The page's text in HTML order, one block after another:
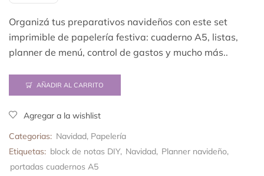
Organizá tus preparativos navideños con este set
imprimible de papelería festiva: cuaderno A5, listas,
planner de menú, control de gastos y mucho más..
AÑADIR AL CARRITO
Agregar a la wishlist
Categorias: Navidad, Papelería
Etiquetas: block de notas DIY, Navidad, Planner navideño,
portadas cuadernos A5